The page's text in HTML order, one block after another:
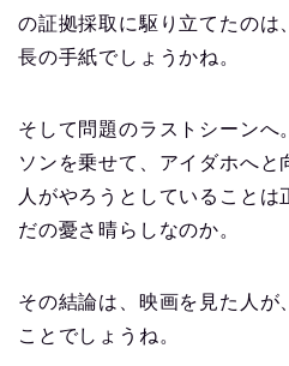
の証拠採取に駆り立てたのは
長の手紙でしょうかね。
そして問題のラストシーンへ
ソンを乗せて、アイダホへと
人がやろうとしていることは
だの憂さ晴らしなのか。
その結論は、映画を見た人が
ことでしょうね。